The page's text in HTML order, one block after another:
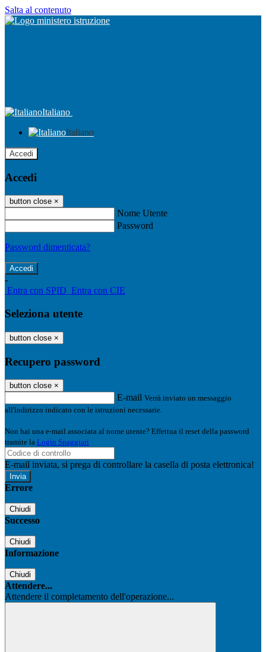
Salta al contenuto
Italiano
Italiano
Accedi
Accedi
button close ×
Nome Utente
Password
Password dimenticata?
-
Entra con SPID Entra con CIE
Seleziona utente
button close ×
Recupero password
button close ×
E-mail Verrà inviato un messaggio
all'indirizzo indicato con le istruzioni necessarie.
Non hai una e-mail associata al nome utente? Effettua il reset della password
tramite la Login Spaggiari
E-mail inviata, si prega di controllare la casella di posta elettronica!
Errore
Chiudi
Successo
Chiudi
Informazione
Chiudi
Attendere...
Attendere il completamento dell'operazione...